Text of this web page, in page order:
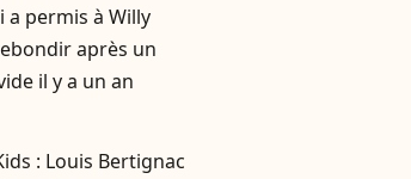
a permis à Willy
après un
il y a un an
: Louis Bertignac